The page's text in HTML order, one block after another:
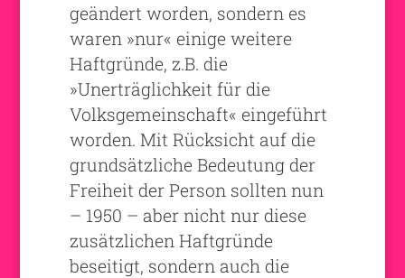
geändert worden, sondern es
waren »nur« einige weitere
Haftgründe, z.B. die
»Unerträglichkeit für die
Volksgemeinschaft« eingeführt
worden. Mit Rücksicht auf die
grundsätzliche Bedeutung der
Freiheit der Person sollten nun
– 1950 – aber nicht nur diese
zusätzlichen Haftgründe
beseitigt, sondern auch die